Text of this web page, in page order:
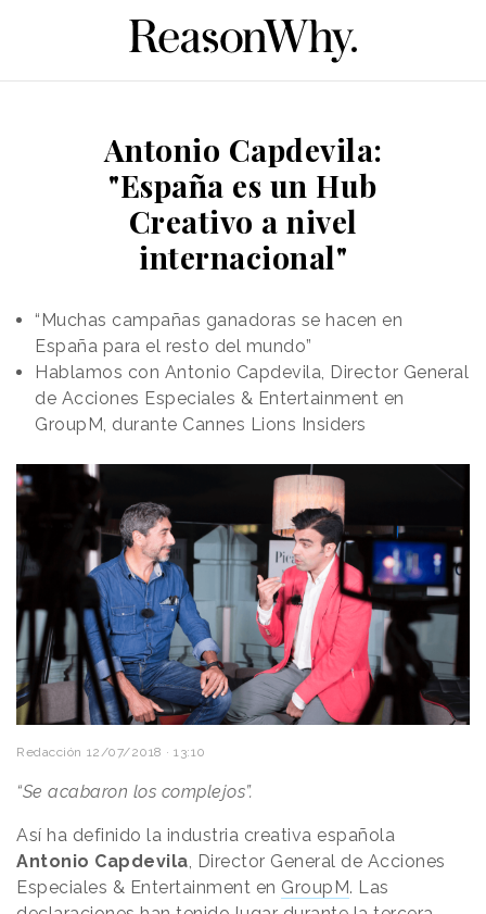
Antonio Capdevila:
"España es un Hub
Creativo a nivel
internacional"
“Muchas campañas ganadoras se hacen en
España para el resto del mundo”
Hablamos con Antonio Capdevila, Director General
de Acciones Especiales & Entertainment en
GroupM, durante Cannes Lions Insiders
Redacción 12/07/2018 · 13:10
“Se acabaron los complejos”.
Así ha definido la industria creativa española
Antonio Capdevila, Director General de Acciones
Especiales & Entertainment en GroupM. Las